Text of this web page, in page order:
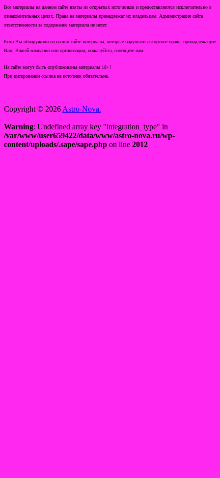
Все материалы на данном сайте взяты из открытых источников и предоставляются исключительно в
ознакомительных целях. Права на материалы принадлежат их владельцам. Администрация сайта
ответственности за содержание материала не несет.
Если Вы обнаружили на нашем сайте материалы, которые нарушают авторские права, принадлежащие
Вам, Вашей компании или организации, пожалуйста, сообщите нам.
На сайте могут быть опубликованы материалы 18+!
При цитировании ссылка на источник обязательна.
Copyright © 2026 Astro-Nova.
Warning: Undefined array key "integration_type" in
/var/www/user659422/data/www/astro-nova.ru/wp-
content/uploads/.sape/sape.php on line 2012